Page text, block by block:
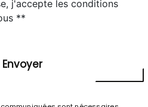
j'accepte les conditions
**
Envoyer